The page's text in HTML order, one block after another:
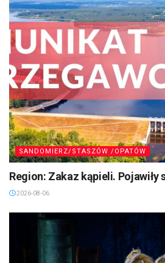
SANDOMIERZ/STASZÓW /OPATÓW
Region: Zakaz kąpieli. Pojawiły
2026-08-06